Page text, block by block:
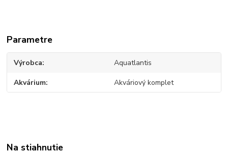
Parametre
Výrobca Aquatlantis
Akvárium Akváriový komplet
Na stiahnutie